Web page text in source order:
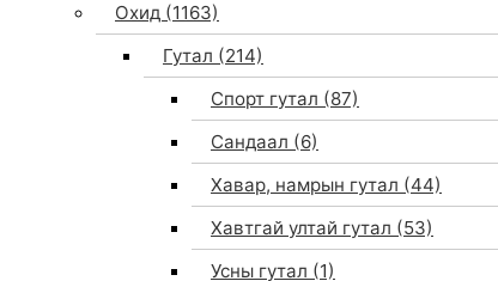
Охид (1163)
Гутал (214)
Спорт гутал (87)
Сандаал (6)
Хавар, намрын гутал (44)
Хавтгай ултай гутал (53)
Усны гутал (1)